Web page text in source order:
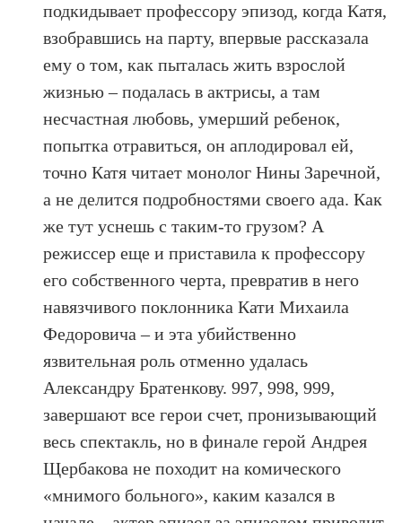
подкидывает профессору эпизод, когда Катя,
взобравшись на парту, впервые рассказала
ему о том, как пыталась жить взрослой
жизнью – подалась в актрисы, а там
несчастная любовь, умерший ребенок,
попытка отравиться, он аплодировал ей,
точно Катя читает монолог Нины Заречной,
а не делится подробностями своего ада. Как
же тут уснешь с таким-то грузом? А
режиссер еще и приставила к профессору
его собственного черта, превратив в него
навязчивого поклонника Кати Михаила
Федоровича – и эта убийственно
язвительная роль отменно удалась
Александру Братенкову. 997, 998, 999,
завершают все герои счет, пронизывающий
весь спектакль, но в финале герой Андрея
Щербакова не походит на комического
«мнимого больного», каким казался в